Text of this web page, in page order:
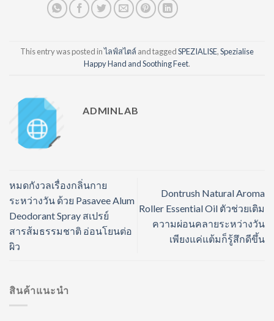
This entry was posted inไลฟ์สไตล์ and taggedSPEZIALISE,Spezialise
Happy Hand and Soothing Feet.
ADMINLAB
หมดกังวลเรื่องกลิ่นกาย
ระหว่างวัน ด้วย Pasavee Alum
Deodorant Spray สเปรย์
สารส้มธรรมชาติ อ่อนโยนต่อ
ผิว
Dontrush Natural Aroma
Roller Essential Oil ตัวช่วยเติม
ความผ่อนคลายระหว่างวัน
เพียงแค่แต้มก็รู้สึกดีขึ้น
สินค้าแนะนำ